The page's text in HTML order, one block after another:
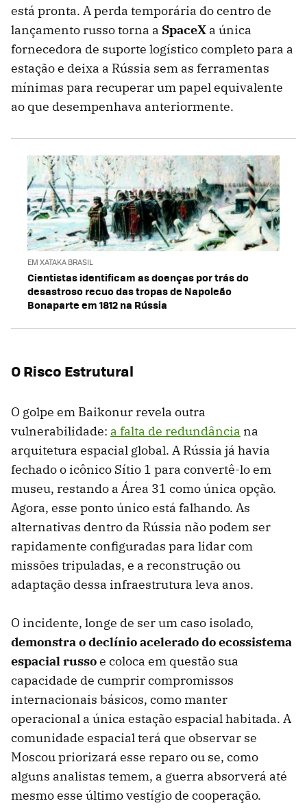
está pronta. A perda temporária do centro de
lançamento russo torna a SpaceX a única
fornecedora de suporte logístico completo para a
estação e deixa a Rússia sem as ferramentas
mínimas para recuperar um papel equivalente
ao que desempenhava anteriormente.
EM XATAKA BRASIL
Cientistas identificam as doenças por trás do
desastroso recuo das tropas de Napoleão
Bonaparte em 1812 na Rússia
O Risco Estrutural
O golpe em Baikonur revela outra
vulnerabilidade: a falta de redundância na
arquitetura espacial global. A Rússia já havia
fechado o icônico Sítio 1 para convertê-lo em
museu, restando a Área 31 como única opção.
Agora, esse ponto único está falhando. As
alternativas dentro da Rússia não podem ser
rapidamente configuradas para lidar com
missões tripuladas, e a reconstrução ou
adaptação dessa infraestrutura leva anos.
O incidente, longe de ser um caso isolado,
demonstra o declínio acelerado do ecossistema
espacial russoe coloca em questão sua
capacidade de cumprir compromissos
internacionais básicos, como manter
operacional a única estação espacial habitada. A
comunidade espacial terá que observar se
Moscou priorizará esse reparo ou se, como
alguns analistas temem, a guerra absorverá até
mesmo esse último vestígio de cooperação.